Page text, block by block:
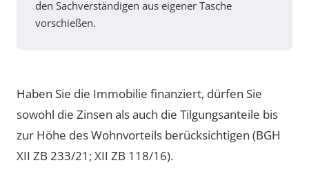
den Sachverständigen aus eigener Tasche
vorschießen.
Haben Sie die Immobilie finanziert, dürfen Sie
sowohl die Zinsen als auch die Tilgungsanteile bis
zur Höhe des Wohnvorteils berücksichtigen (BGH
XII ZB 233/21; XII ZB 118/16).